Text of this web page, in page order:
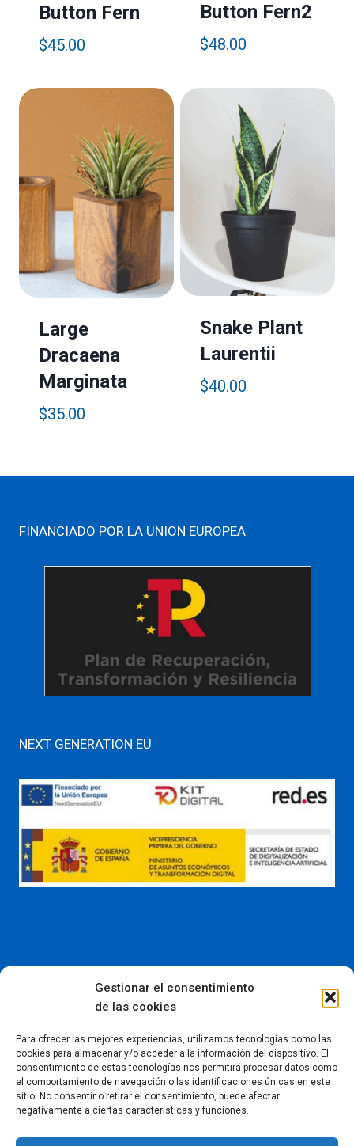
Gestionar el consentimiento
de las cookies
Para ofrecer las mejores experiencias, utilizamos tecnologías como las
cookies para almacenar y/o acceder a la información del dispositivo. El
consentimiento de estas tecnologías nos permitirá procesar datos como
el comportamiento de navegación o las identificaciones únicas en este
sitio. No consentir o retirar el consentimiento, puede afectar
negativamente a ciertas características y funciones.
Button Fern
$45.00
Button Fern2
$48.00
Large
Dracaena
Marginata
$35.00
Snake Plant
Laurentii
$40.00
FINANCIADO POR LA UNION EUROPEA
NEXT GENERATION EU
Instagram:@kalablanka_
601 05 36 56 -info@kalablanka.com